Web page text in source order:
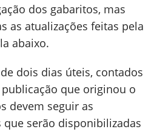
dos gabaritos, mas
as atualizações feitas pela
abaixo.
dois dias úteis, contados
que originou o
devem seguir as
serão disponibilizadas